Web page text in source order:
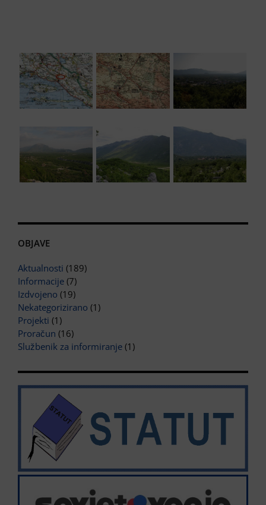
OBJAVE
Aktualnosti (189)
Informacije (7)
Izdvojeno (19)
Nekategorizirano (1)
Projekti (1)
Proračun (16)
Službenik za informiranje (1)